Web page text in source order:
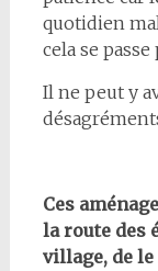
quotidien
cela se
Il ne peut y
Ces
la route des
village, de